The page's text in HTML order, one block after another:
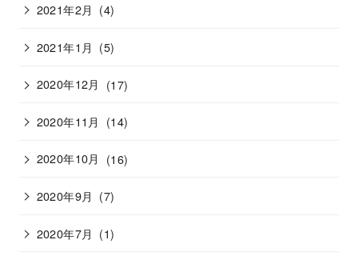
2021年2月 (4)
2021年1月 (5)
2020年12月 (17)
2020年11月 (14)
2020年10月 (16)
2020年9月 (7)
2020年7月 (1)